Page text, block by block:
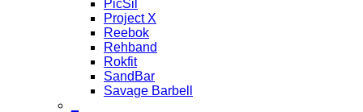
PicSil
Project X
Reebok
Rehband
Rokfit
SandBar
Savage Barbell